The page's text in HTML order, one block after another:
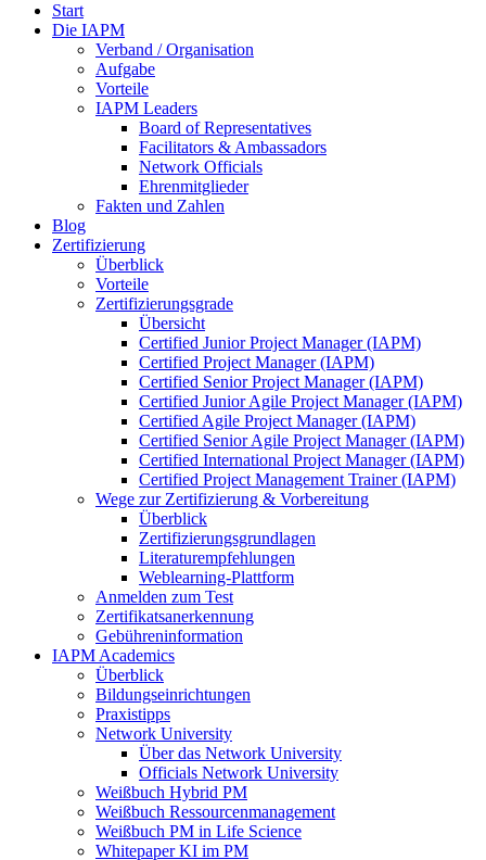
Start
Die IAPM
Verband / Organisation
Aufgabe
Vorteile
IAPM Leaders
Board of Representatives
Facilitators & Ambassadors
Network Officials
Ehrenmitglieder
Fakten und Zahlen
Blog
Zertifizierung
Überblick
Vorteile
Zertifizierungsgrade
Übersicht
Certified Junior Project Manager (IAPM)
Certified Project Manager (IAPM)
Certified Senior Project Manager (IAPM)
Certified Junior Agile Project Manager (IAPM)
Certified Agile Project Manager (IAPM)
Certified Senior Agile Project Manager (IAPM)
Certified International Project Manager (IAPM)
Certified Project Management Trainer (IAPM)
Wege zur Zertifizierung & Vorbereitung
Überblick
Zertifizierungsgrundlagen
Literaturempfehlungen
Weblearning-Plattform
Anmelden zum Test
Zertifikatsanerkennung
Gebühreninformation
IAPM Academics
Überblick
Bildungseinrichtungen
Praxistipps
Network University
Über das Network University
Officials Network University
Weißbuch Hybrid PM
Weißbuch Ressourcenmanagement
Weißbuch PM in Life Science
Whitepaper KI im PM